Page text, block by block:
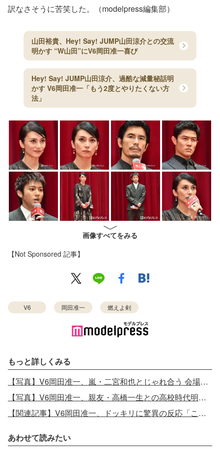
訳なさそうに苦笑した。（modelpress編集部）
山田裕貴、Hey! Say! JUMP山田涼介との交流
明かす “W山田”にV6岡田准一喜び
Hey! Say! JUMP山田涼介、過酷な減量秘話明
かす V6岡田准一「もう2度とやりたくない方
法」
画像すべてをみる
【Not Sponsored 記事】
V6 岡田准一 燃えよ剣
もっと詳しくみる
【写真】V6岡田准一、嵐・二宮和也とじゃれ合う 会場に黄色い歓声＜第42回日本アカデミー賞＞
【写真】V6岡田准一、親友・高橋一生との高校時代明かす「勘違いされてたのかな」
【関連記事】V6岡田准一、ドッキリに驚異の反応「こっちがビックリ」「嘘でしょ」視聴者も唖然
あわせて読みたい